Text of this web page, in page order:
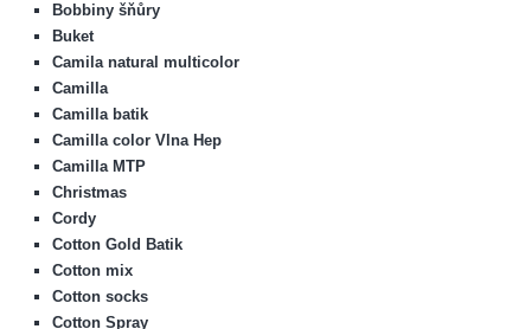
Bobbiny šňůry
Buket
Camila natural multicolor
Camilla
Camilla batik
Camilla color Vlna Hep
Camilla MTP
Christmas
Cordy
Cotton Gold Batik
Cotton mix
Cotton socks
Cotton Spray